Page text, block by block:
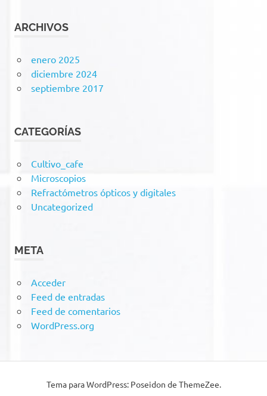
ARCHIVOS
enero 2025
diciembre 2024
septiembre 2017
CATEGORÍAS
Cultivo_cafe
Microscopios
Refractómetros ópticos y digitales
Uncategorized
META
Acceder
Feed de entradas
Feed de comentarios
WordPress.org
Tema para WordPress: Poseidon de ThemeZee.